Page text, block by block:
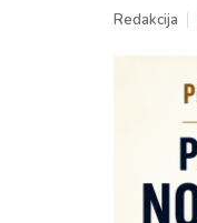
Redakcija